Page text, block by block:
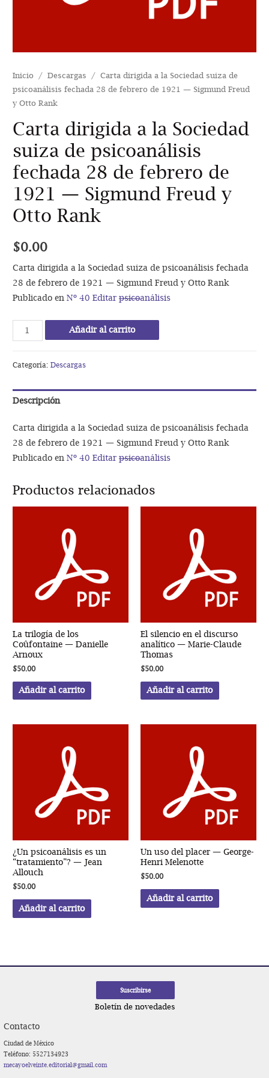
Inicio /Descargas / Carta dirigida a la Sociedad suiza de
psicoanálisis fechada 28 de febrero de 1921 — Sigmund Freud
y Otto Rank
Carta dirigida a la Sociedad
suiza de psicoanálisis
fechada 28 de febrero de
1921 — Sigmund Freud y
Otto Rank
$0.00
Carta dirigida a la Sociedad suiza de psicoanálisis fechada
28 de febrero de 1921 — Sigmund Freud y Otto Rank
Publicado enNº 40 Editarpsicoanálisis
Carta
dirigida
suiza
psicoanálisis
fechada
28
febrero
de
Añadir al carrito
Categoría:Descargas
Descripción
Carta dirigida a la Sociedad suiza de psicoanálisis fechada
28 de febrero de 1921 — Sigmund Freud y Otto Rank
Publicado enNº 40 Editarpsicoanálisis
Productos relacionados
La trilogía de los
Coûfontaine — Danielle
Arnoux
$50.00
Añadir al carrito
El silencio en el discurso
analítico — Marie-Claude
Thomas
$50.00
Añadir al carrito
¿Un psicoanálisis es un
“tratamiento”? — Jean
Allouch
$50.00
Añadir al carrito
Un uso del placer — George-
Henri Melenotte
$50.00
Añadir al carrito
Boletín de novedades
Contacto
Ciudad de México
Teléfono: 5527134923
mecayoelveinte.editorial@gmail.com